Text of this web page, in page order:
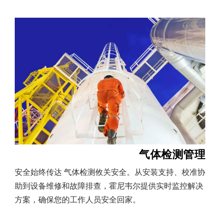
气体检测管理
安全始终传达 气体检测攸关安全。从安装支持、校准协
助到设备维修和故障排查，霍尼韦尔提供实时监控解决
方案，确保您的工作人员安全回家。